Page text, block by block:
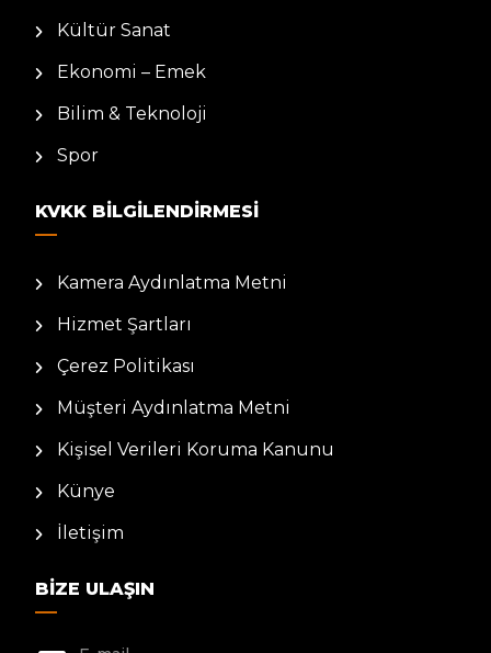
Kültür Sanat
Ekonomi – Emek
Bilim & Teknoloji
Spor
KVKK BILGILENDIRMESI
Kamera Aydınlatma Metni
Hizmet Şartları
Çerez Politikası
Müşteri Aydınlatma Metni
Kişisel Verileri Koruma Kanunu
Künye
İletişim
BIZE ULAŞIN